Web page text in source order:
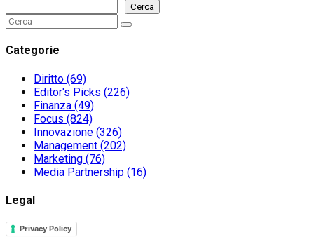
Cerca
Search
for:
Search
Categorie
Diritto (69)
Editor's Picks (226)
Finanza (49)
Focus (824)
Innovazione (326)
Management (202)
Marketing (76)
Media Partnership (16)
Legal
Privacy Policy